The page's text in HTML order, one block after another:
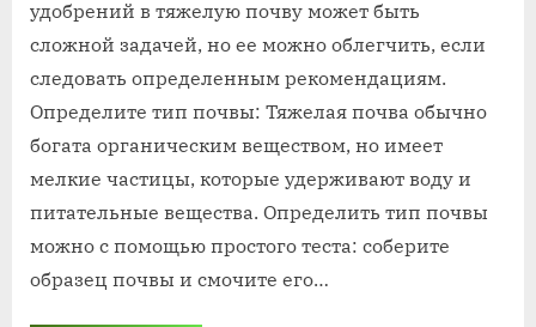
тяжелую
удобрений в тяжелую почву может быть
сложной задачей, но ее можно облегчить, если
следовать определенным рекомендациям.
Определите тип почвы: Тяжелая почва обычно
богата органическим веществом, но имеет
мелкие частицы, которые удерживают воду и
питательные вещества. Определить тип почвы
можно с помощью простого теста: соберите
образец почвы и смочите его…